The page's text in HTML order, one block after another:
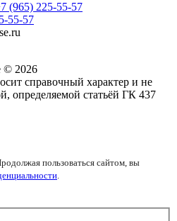
(965) 225-55-57
55-57
© 2026
справочный характер и не
определяемой статьёй ГК 437
пользоваться сайтом, вы
.